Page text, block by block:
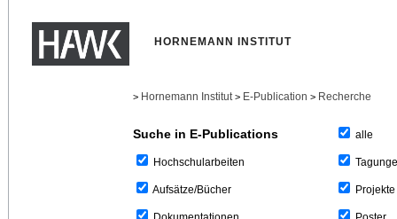
HORNEMANN INSTITUT
> Hornemann Institut > E-Publication > Recherche
Suche in E-Publications
Hochschularbeiten
Aufsätze/Bücher
alle
Projekte